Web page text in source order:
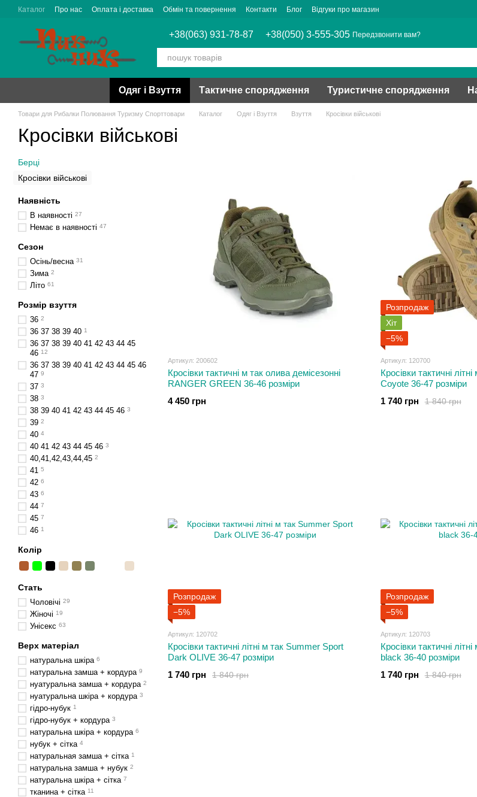
Перейти до основного контенту
Каталог Про нас Оплата і доставка Обмін та повернення Контакти Блог Відгуки про магазин
+38(063) 931-78-87 +38(050) 3-555-305 Передзвонити вам?
Одяг і Взуття Тактичне спорядження Туристичне спорядження
Товари для Рибалки Полювання Туризму Спорттовари Каталог Одяг і Взуття Взуття Кросівки військові
Кросівки військові
Артикул: 200602
Кросівки тактичні м так олива демісезонні
RANGER GREEN 36-46 розміри
4 450 грн
Розпродаж
Хіт
−5%
Артикул: 120700
Кросівки тактичні
Coyote 36-47 розміри
1 840 грн
1 740 грн
Розпродаж
−5%
Артикул: 120702
Кросівки тактичні літні м так Summer Sport
Dark OLIVE 36-47 розміри
1 840 грн
1 740 грн
Розпродаж
−5%
Артикул: 120703
Кросівки тактичні
black 36-40 розміри
1 840 грн
1 740 грн
Берці
Кросівки військові
Наявність
В наявності 27
Немає в наявності 47
Сезон
Осінь/весна 31
Зима 2
Літо 61
Розмір взуття
36 2
36 37 38 39 40 1
36 37 38 39 40 41 42 43 44 45
46 12
36 37 38 39 40 41 42 43 44 45 46
47 9
37 3
38 3
38 39 40 41 42 43 44 45 46 3
39 2
40 4
40 41 42 43 44 45 46 3
40,41,42,43,44,45 2
41 5
42 6
43 6
44 7
45 7
46 1
Колір
Стать
Чоловічі 29
Жіночі 19
Унісекс 63
Верх матеріал
натуральна шкіра 6
натуральна замша + кордура 9
нуатуральна замша + кордура 2
нуатуральна шкіра + кордура 3
гідро-нубук 1
гідро-нубук + кордура 3
натуральна шкіра + кордура 6
нубук + сітка 4
натуральная замша + сітка 1
натуральна замша + нубук 2
натуральна шкіра + сітка 7
тканина + сітка 11